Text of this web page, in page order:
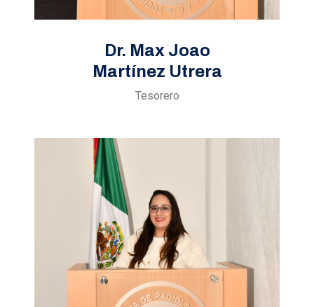
Dr. Max Joao
Martínez Utrera
Tesorero